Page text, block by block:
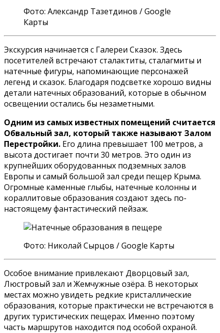
Фото: Александр Тазетдинов / Google
Карты
Экскурсия начинается с Галереи Сказок. Здесь
посетителей встречают сталактиты, сталагмиты и
натечные фигуры, напоминающие персонажей
легенд и сказок. Благодаря подсветке хорошо видны
детали натечных образований, которые в обычном
освещении остались бы незаметными.
Одним из самых известных помещений считается
Обвальный зал, который также называют Залом
Перестройки. Его длина превышает 100 метров, а
высота достигает почти 30 метров. Это один из
крупнейших оборудованных подземных залов
Европы и самый большой зал среди пещер Крыма.
Огромные каменные глыбы, натечные колонны и
кораллитовые образования создают здесь по-
настоящему фантастический пейзаж.
Фото: Николай Сырцов / Google Карты
Особое внимание привлекают Дворцовый зал,
Люстровый зал и Жемчужные озёра. В некоторых
местах можно увидеть редкие кристаллические
образования, которые практически не встречаются в
других туристических пещерах. Именно поэтому
часть маршрутов находится под особой охраной.